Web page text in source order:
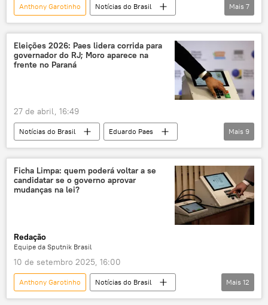
Anthony Garotinho
Notícias do Brasil
Eduardo Cunha
Rio de Janeiro
Congresso
Supremo Tribunal Federal (STF)
TSE
eleições eleições 2026
Mais 7
Eleições 2026: Paes lidera corrida para
governador do RJ; Moro aparece na
frente no Paraná
27 de abril, 16:49
Notícias do Brasil
Eduardo Paes
Sergio Moro
Cláudio Castro
Rio de Janeiro
Paraná
Senado
eleições
Mais 9
Ficha Limpa: quem poderá voltar a se
candidatar se o governo aprovar
mudanças na lei?
Redação
Equipe da Sputnik Brasil
10 de setembro 2025, 16:00
Anthony Garotinho
Notícias do Brasil
Marcelo Crivella
Rio de Janeiro
Mais 12